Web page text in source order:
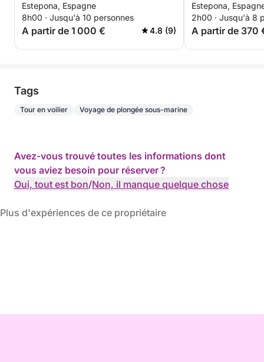
Estepona, Espagne
8h00 · Jusqu'à 10 personnes
A partir de 1 000 € 4.8 (9)
Estepona,
2h00 · Jusqu'à 8
A partir de 370
Tags
Tour en voilier Voyage de plongée sous-marine
Avez-vous trouvé toutes les informations dont
vous aviez besoin pour réserver ?
Oui, tout est bon/Non, il manque quelque chose
Plus d'expériences de ce propriétaire